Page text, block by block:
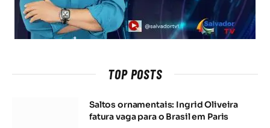
TOP POSTS
Saltos ornamentais: Ingrid Oliveira
fatura vaga para o Brasil em Paris